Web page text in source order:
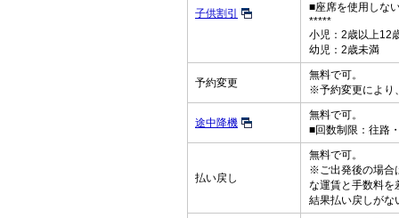
子供割引
■座席を使用しな
*****
小児：2歳以上12
幼児：2歳未満
予約変更
無料で可。
※予約変更により
途中降機
無料で可。
■回数制限：往路
払い戻し
無料で可。
※ご出発後の場合
な運賃と手数料を
結果払い戻しがな